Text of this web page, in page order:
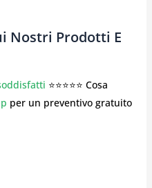
Nostri Prodotti E
⭐⭐⭐⭐⭐ Cosa
per un preventivo gratuito